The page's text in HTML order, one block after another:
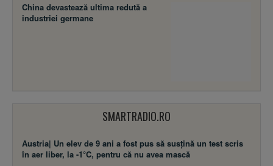
China devastează ultima redută a
industriei germane
SMARTRADIO.RO
Austria| Un elev de 9 ani a fost pus să susţină un test scris
în aer liber, la -1°C, pentru că nu avea mască